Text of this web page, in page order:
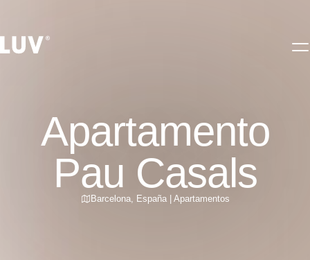
Apartamento
Pau Casals
Barcelona, España| Apartamentos